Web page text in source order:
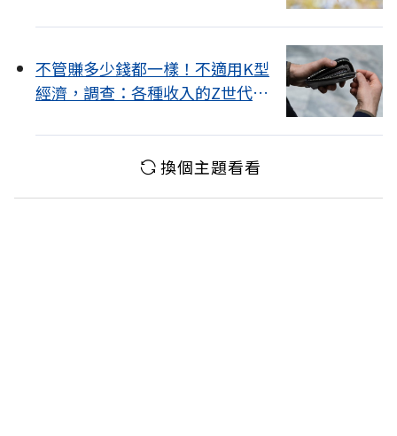
不管賺多少錢都一樣！不適用K型
經濟，調查：各種收入的Z世代都
換個主題看看